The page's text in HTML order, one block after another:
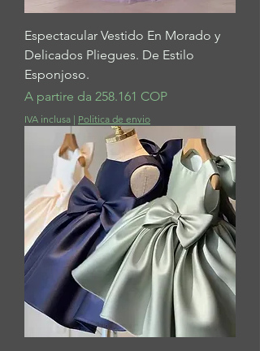
Espectacular Vestido En Morado y
Delicados Pliegues. De Estilo
Esponjoso.
A partire da 258.161 COP
Prezzo scontato
IVA inclusa | Politica de envio